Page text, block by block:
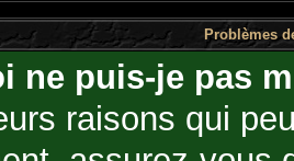
Problèmes
ne puis-je pas
raisons qui